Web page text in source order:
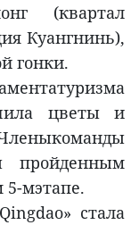
(квартал
Куангнинь),
гонки.
цветы и
пройденным
5-мэтапе.
стала